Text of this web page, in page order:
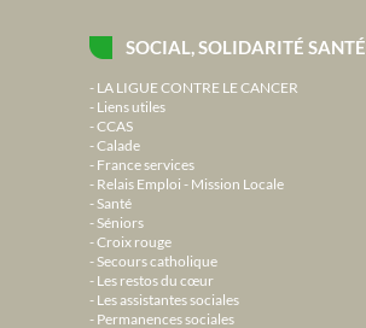
SOCIAL, SOLIDARITÉ SANTÉ
LA LIGUE CONTRE LE CANCER
Liens utiles
CCAS
Calade
France services
Relais Emploi - Mission Locale
Santé
Séniors
Croix rouge
Secours catholique
Les restos du cœur
Les assistantes sociales
Permanences sociales